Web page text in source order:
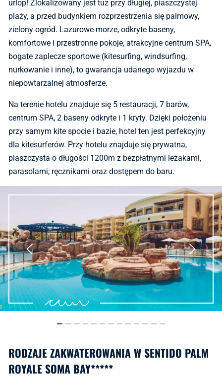
urlop! Zlokalizowany jest tuż przy długiej, piaszczystej
plaży, a przed budynkiem rozprzestrzenia się palmowy,
zielony ogród. Lazurowe morze, odkryte baseny,
komfortowe i przestronne pokoje, atrakcyjne centrum SPA,
bogate zaplecze sportowe (kitesurfing, windsurfing,
nurkowanie i inne), to gwarancja udanego wyjazdu w
niepowtarzalnej atmosferze.
Na terenie hotelu znajduje się 5 restauracji, 7 barów,
centrum SPA, 2 baseny odkryte i 1 kryty. Dzięki położeniu
przy samym kite spocie i bazie, hotel ten jest perfekcyjny
dla kitesurferów. Przy hotelu znajduje się prywatna,
piaszczysta o długości 1200m z bezpłatnymi leżakami,
parasolami, ręcznikami oraz dostępem do baru.
RODZAJE ZAKWATEROWANIA W SENTIDO PALM
ROYALE SOMA BAY*****